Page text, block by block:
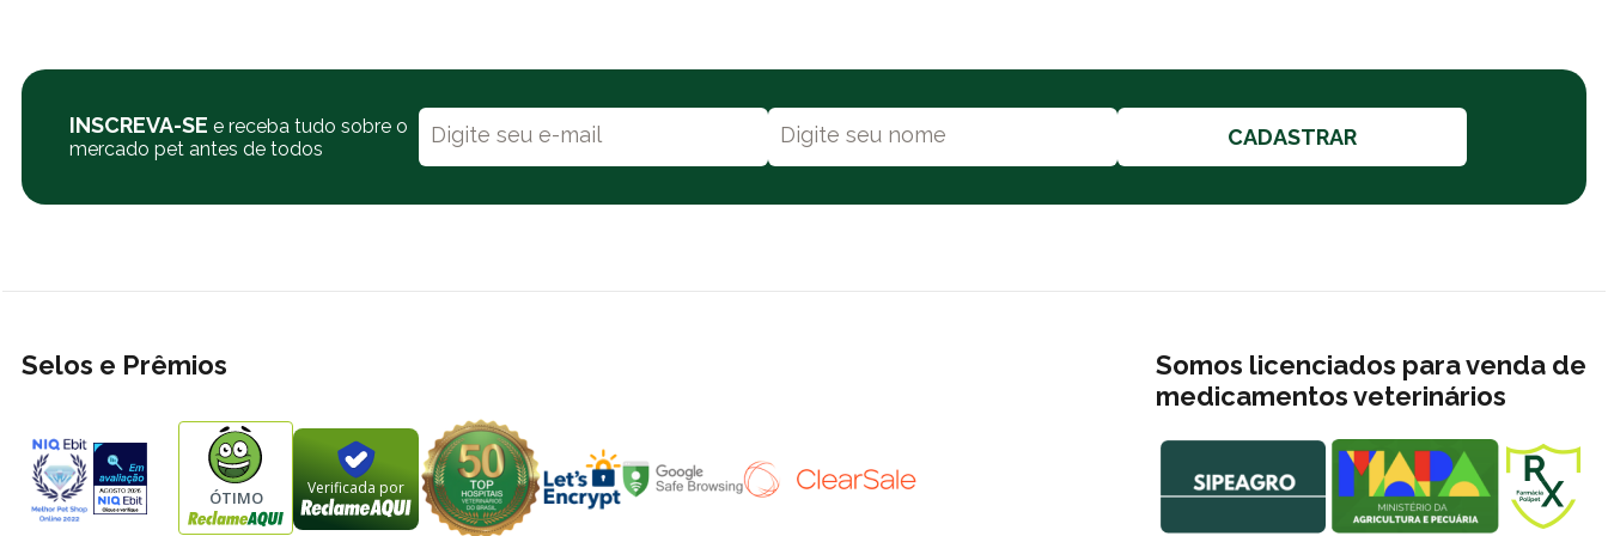
INSCREVA-SE e receba tudo sobre o
mercado pet antes de todos
CADASTRAR
Selos e Prêmios
ÓTIMO Verificada por
Somos licenciados para venda de
medicamentos veterinários